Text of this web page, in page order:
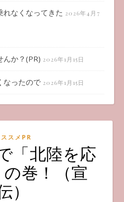
れなくなってきた 2026年4月7
んか？(PR) 2026年1月15日
なったので 2026年1月15日
スメPR
「北陸を応
巻！（宣
）